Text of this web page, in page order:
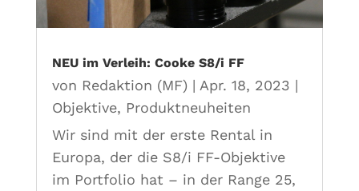
NEU im Verleih: Cooke S8/i FF
von Redaktion (MF)| Apr. 18, 2023 |
Objektive, Produktneuheiten
Wir sind mit der erste Rental in
Europa, der die S8/i FF-Objektive
im Portfolio hat – in der Range 25,